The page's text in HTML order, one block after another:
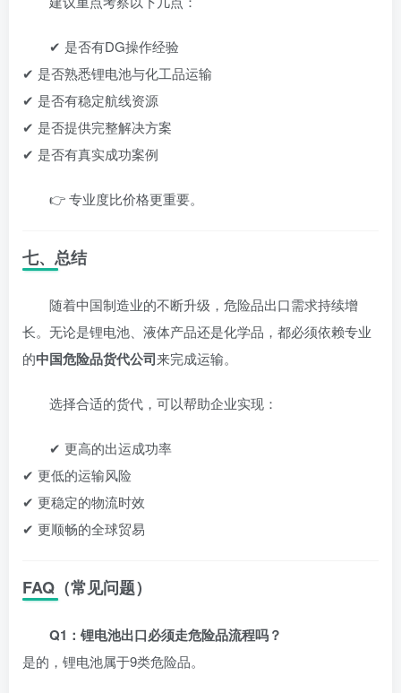
✔ 是否有DG操作经验
✔ 是否熟悉锂电池与化工品运输
✔ 是否有稳定航线资源
✔ 是否提供完整解决方案
✔ 是否有真实成功案例
👉 专业度比价格更重要。
七、总结
随着中国制造业的不断升级，危险品出口需求持续增
长。无论是锂电池、液体产品还是化学品，都必须依赖专业
的中国危险品货代公司来完成运输。
选择合适的货代，可以帮助企业实现：
✔ 更高的出运成功率
✔ 更低的运输风险
✔ 更稳定的物流时效
✔ 更顺畅的全球贸易
FAQ（常见问题）
Q1：锂电池出口必须走危险品流程吗？
是的，锂电池属于9类危险品。